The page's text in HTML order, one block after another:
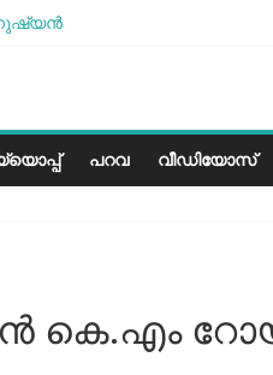
പറവ വീഡിയോസ്
കെ.എം